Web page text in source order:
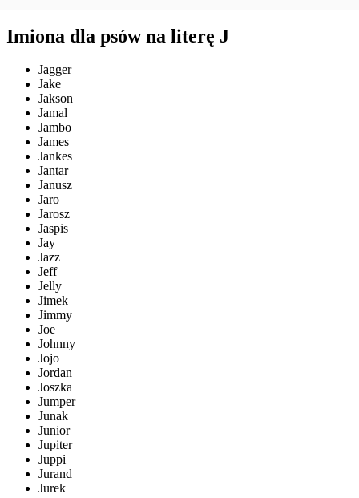
Imiona dla psów na literę J
Jagger
Jake
Jakson
Jamal
Jambo
James
Jankes
Jantar
Janusz
Jaro
Jarosz
Jaspis
Jay
Jazz
Jeff
Jelly
Jimek
Jimmy
Joe
Johnny
Jojo
Jordan
Joszka
Jumper
Junak
Junior
Jupiter
Juppi
Jurand
Jurek